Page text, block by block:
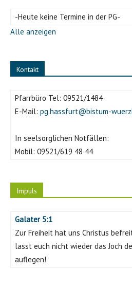
-Heute keine Termine in der PG-
Alle anzeigen
Kontakt
Pfarrbüro Tel: 09521/1484
E-Mail: pg.hassfurt@bistum-
In seelsorglichen Notfällen:
Mobil: 09521/619 48 44
Impuls
Galater 5:1
Zur Freiheit hat uns Christus
lasst euch nicht wieder das Joch
auflegen!